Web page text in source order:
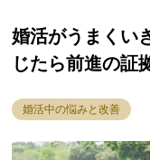
婚活がうまくい
じたら前進の証
婚活中の悩みと改善